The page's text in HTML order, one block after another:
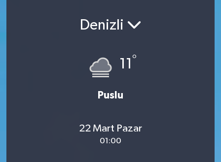
Denizli
11 °
Puslu
22 Mart Pazar
01:00